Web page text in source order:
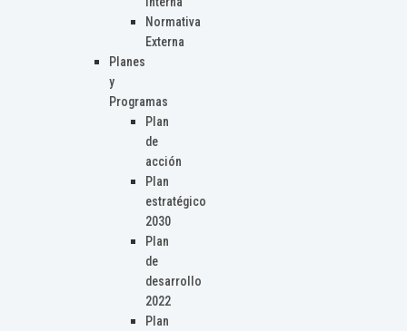
Normativa
Externa
Planes
y
Programas
Plan
de
acción
Plan
estratégico
2030
Plan
de
desarrollo
2022
Plan